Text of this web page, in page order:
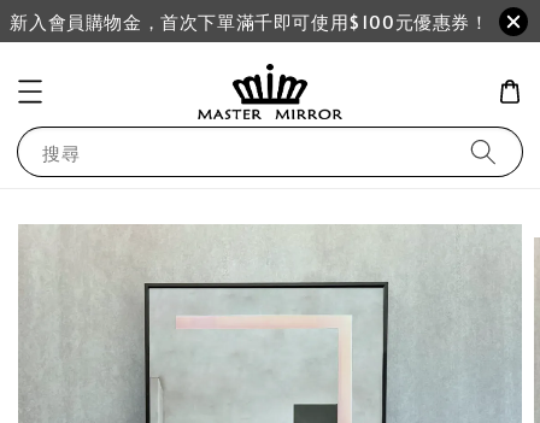
新入會員購物金，首次下單滿千即可使用$100元優惠券！
搜尋